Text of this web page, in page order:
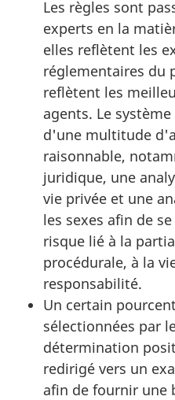
Les règles sont
experts en la
elles reflètent les
réglementaires du
reflètent les
agents. Le
d'une multitude
raisonnable,
juridique, une
vie privée et une
les sexes afin de
risque lié à la
procédurale, à la
responsabilité.
Un certain
sélectionnées par
détermination
redirigé vers un
afin de fournir une